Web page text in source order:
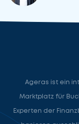
Ageras ist ein
Marktplatz für
Experten der
Lassen
Sie